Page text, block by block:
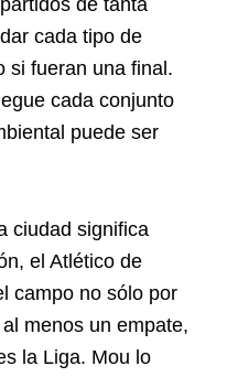
de tanta
cada tipo de
si fueran una final.
cada conjunto
puede ser
ciudad significa
el Atlético de
campo no sólo por
menos un empate,
la Liga. Mou lo